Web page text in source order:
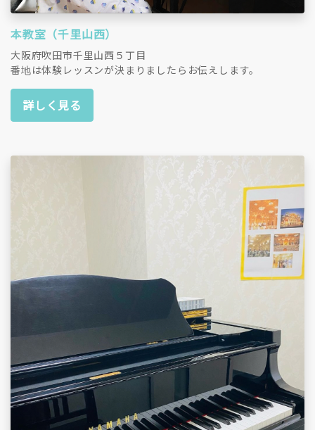
本教室（千里山西）
大阪府吹田市千里山西５丁目
番地は体験レッスンが決まりましたらお伝えします。
詳しく見る